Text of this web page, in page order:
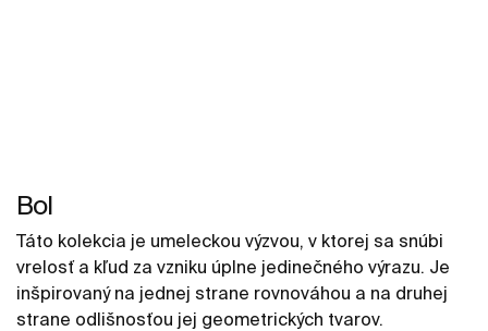
Bol
Táto kolekcia je umeleckou výzvou, v ktorej sa snúbi
vrelosť a kľud za vzniku úplne jedinečného výrazu. Je
inšpirovaný na jednej strane rovnováhou a na druhej
strane odlišnosťou jej geometrických tvarov.